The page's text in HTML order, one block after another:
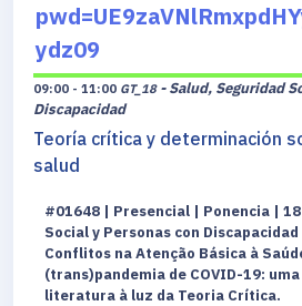
ydz09
09:00 - 11:00 GT_18 - Salud, Seguridad
Discapacidad
Teoría crítica y determinación
salud
#01648 | Presencial | Ponencia |
Social y Personas con Discapacidad
Conflitos na Atenção Básica à
(trans)pandemia de COVID-19:
literatura à luz da Teoria Crítica.